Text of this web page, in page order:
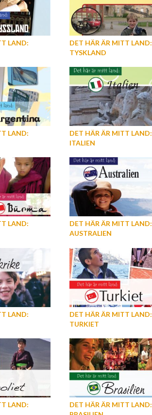
LAND:
DET HÄR ÄR MITT LAND:
TYSKLAND
LAND:
DET HÄR ÄR MITT LAND:
ITALIEN
LAND:
DET HÄR ÄR MITT LAND:
AUSTRALIEN
LAND:
DET HÄR ÄR MITT LAND:
TURKIET
LAND:
DET HÄR ÄR MITT LAND: